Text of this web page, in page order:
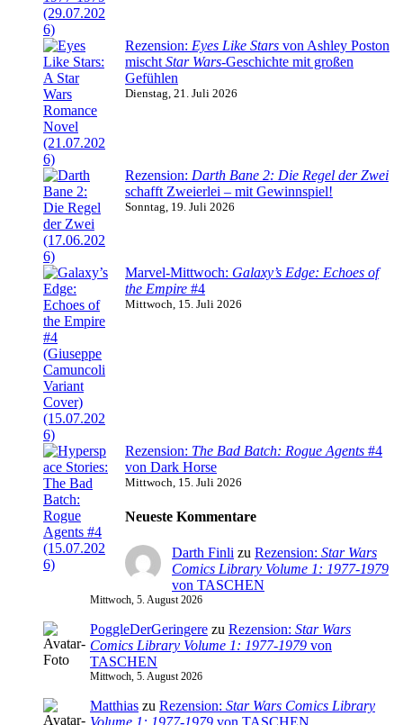
Rezension: Eyes Like Stars von Ashley Poston
mischt Star Wars-Geschichte mit großen
Gefühlen
Dienstag, 21. Juli 2026
Rezension: Darth Bane 2: Die Regel der Zwei
schafft Zweierlei – mit Gewinnspiel!
Sonntag, 19. Juli 2026
Marvel-Mittwoch: Galaxy’s Edge: Echoes of
the Empire #4
Mittwoch, 15. Juli 2026
Rezension: The Bad Batch: Rogue Agents #4
von Dark Horse
Mittwoch, 15. Juli 2026
Neueste Kommentare
Darth Finli zu Rezension: Star Wars
Comics Library Volume 1: 1977-1979
von TASCHEN
Mittwoch, 5. August 2026
PoggleDerGeringere zu Rezension: Star Wars
Comics Library Volume 1: 1977-1979 von
TASCHEN
Mittwoch, 5. August 2026
Matthias zu Rezension: Star Wars Comics Library
Volume 1: 1977-1979 von TASCHEN